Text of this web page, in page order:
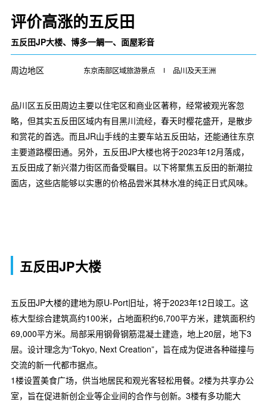
评价高涨的五反田
五反田JP大楼、博多一鲷一、面屋彩音
周边地区 东京南部区域旅游景点 品川及天王洲
品川区五反田周边主要以住宅区和商业区著称，经常被观光客忽
略，但其实五反田区域内有目黑川流经，春天时樱花盛开，是散步
和赏花的首选。而且JR山手线的主要车站五反田站，还能通往东京
主要道路樱田通。另外，五反田JP大楼也将于2023年12月落成，
五反田成了新兴潜力街区而备受瞩目。以下将聚焦五反田的新潮拉
面店，这些店能够以实惠的价格品尝米其林水准的纯正日式风味。
五反田JP大楼
五反田JP大楼的建地为原U-Port旧址，将于2023年12日竣工。这
栋大型综合建筑高约100米，占地面积约6,700平方米，建筑面积约
69,000平方米。局部采用钢骨钢筋混凝土建造，地上20层，地下3
层。设计理念为“Tokyo, Next Creation”，旨在成为促进各种碰撞与
交流的新一代都市据点。
1楼设置美食广场，供当地居民和观光客轻松用餐。2楼为共享办公
室，旨在促进新创企业等企业间的合作与创新。3楼有多功能大